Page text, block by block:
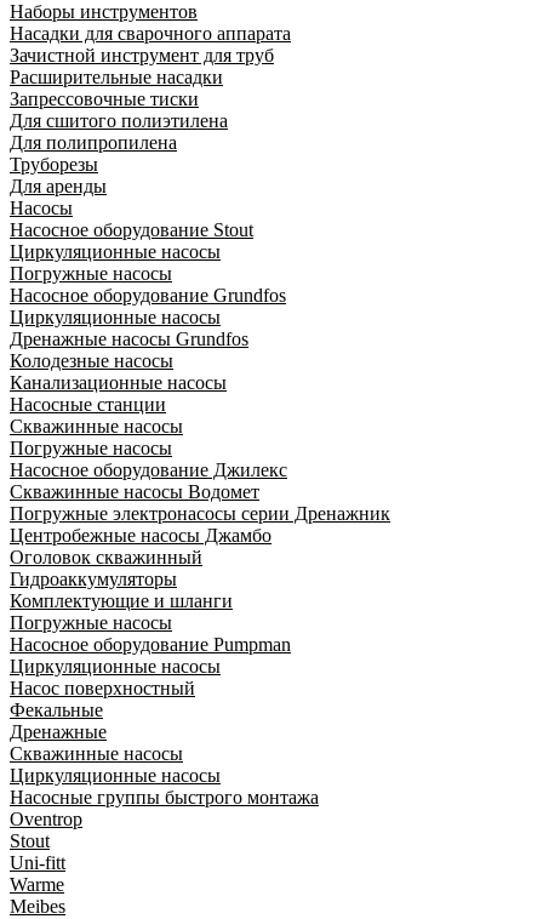
Наборы инструментов
Насадки для сварочного аппарата
Зачистной инструмент для труб
Расширительные насадки
Запрессовочные тиски
Для сшитого полиэтилена
Для полипропилена
Труборезы
Для аренды
Насосы
Насосное оборудование Stout
Циркуляционные насосы
Погружные насосы
Насосное оборудование Grundfos
Циркуляционные насосы
Дренажные насосы Grundfos
Колодезные насосы
Канализационные насосы
Насосные станции
Скважинные насосы
Погружные насосы
Насосное оборудование Джилекс
Скважинные насосы Водомет
Погружные электронасосы серии Дренажник
Центробежные насосы Джамбо
Оголовок скважинный
Гидроаккумуляторы
Комплектующие и шланги
Погружные насосы
Насосное оборудование Pumpman
Циркуляционные насосы
Насос поверхностный
Фекальные
Дренажные
Скважинные насосы
Циркуляционные насосы
Насосные группы быстрого монтажа
Oventrop
Stout
Uni-fitt
Warme
Meibes